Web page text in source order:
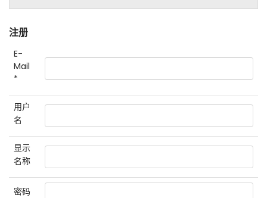
注册
E-
Mail
*
用户
名
显示
名称
密码